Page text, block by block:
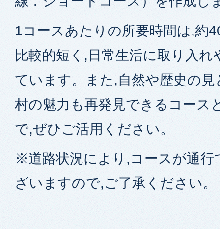
1コースあたりの所要時間は,約
比較的短く,日常生活に取り入
ています。また,自然や歴史の
村の魅力も再発見できるコース
で,ぜひご活用ください。
※道路状況により,コースが通行
ざいますので,ご了承ください。